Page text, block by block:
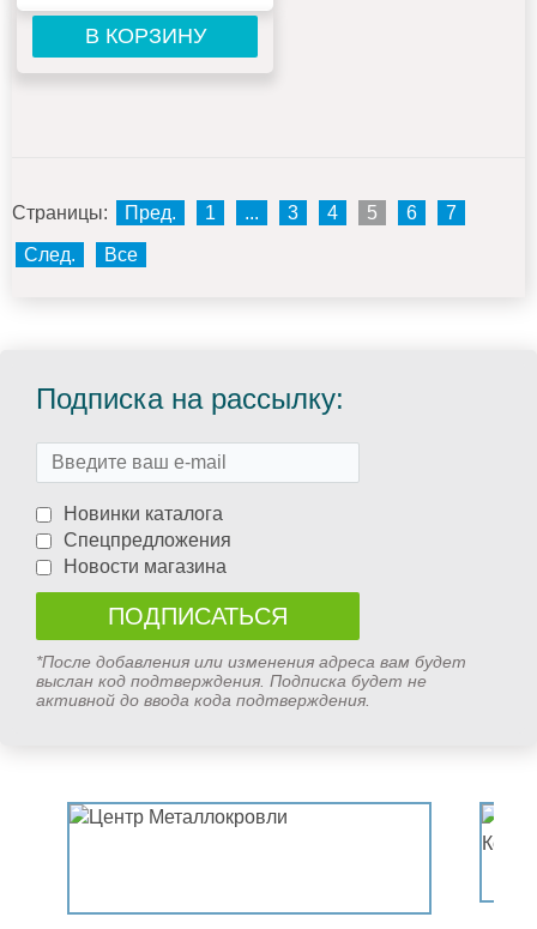
В КОРЗИНУ
Страницы: Пред. 1 ... 3 4 5 6 7
След. Все
Подписка на рассылку:
Новинки каталога
Спецпредложения
Новости магазина
*После добавления или изменения адреса вам будет
выслан код подтверждения. Подписка будет не
активной до ввода кода подтверждения.